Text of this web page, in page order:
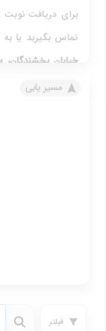
برای دریافت نوبت
تماس بگیرید یا
خیابان بخشندگان،
مراجعه کنید.
مسیر یابی
فیلتر